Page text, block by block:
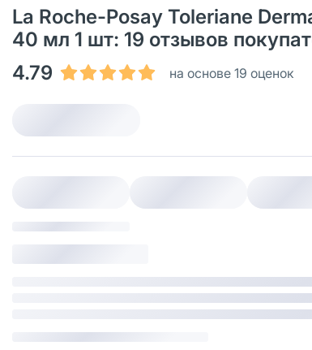
La Roche-Posay Toleriane
40 мл 1 шт: 19 отзывов
4.79
на основе 19 оценок